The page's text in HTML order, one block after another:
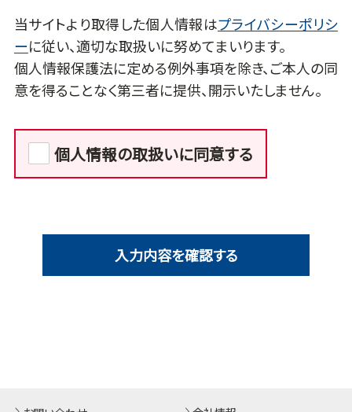
当サイトより取得した個人情報はプライバシーポリシ
ーに従い、適切な取扱いに努めてまいります。
個人情報保護法に定める例外事項を除き、ご本人の同
意を得ることなく第三者に提供、開示いたしません。
個人情報の取扱いに同意する
入力内容を確認する